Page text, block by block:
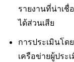
รายงานที่น่าเ
ได้ส่วนเสีย
การประเมินโ
เครือข่ายผู้ประ